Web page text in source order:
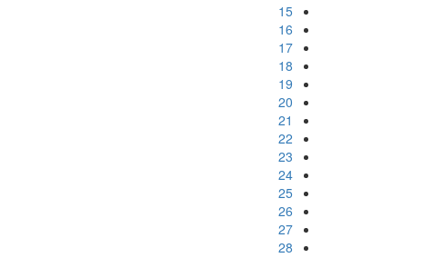
15
16
17
18
19
20
21
22
23
24
25
26
27
28